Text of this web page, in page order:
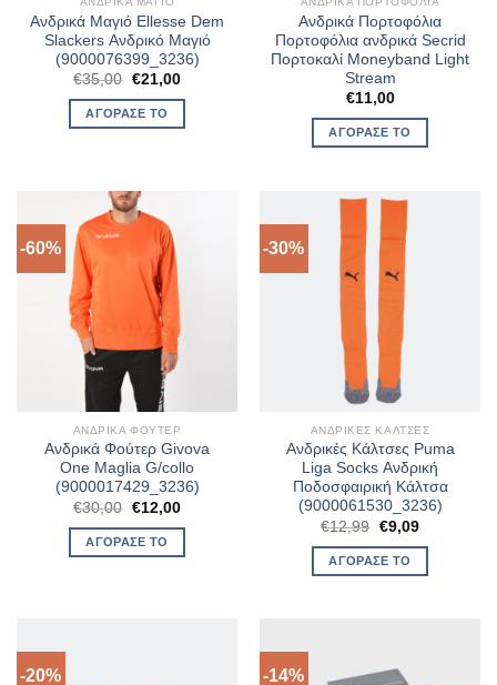
Ανδρικά Μαγιό Ellesse Dem
Slackers Ανδρικό Μαγιό
(9000076399_3236)
€35,00 Original
was:
€35,00.
€21,00Η
ΑΓΌΡΑΣΈ ΤΟ
Ανδρικά Πορτοφόλια
Πορτοφόλια ανδρικά Secrid
Πορτοκαλί Moneyband Light
Stream
€11,00
ΑΓΌΡΑΣΈ ΤΟ
-60%
ΑΝΔΡΙΚΆ ΦΟΎΤΕΡ
Ανδρικά Φούτερ Givova
One Maglia G/collo
(9000017429_3236)
€30,00 Original
price
was:
€30,00.
€12,00Η
τιμή
ΑΓΌΡΑΣΈ ΤΟ
-30%
ΑΝΔΡΙΚΈΣ ΚΆΛΤΣΕΣ
Ανδρικές Κάλτσες Puma
Liga Socks Ανδρική
Ποδοσφαιρική Κάλτσα
(9000061530_3236)
€12,99 Original
price
was:
€12,99.
€9,09Η
τιμή
ΑΓΌΡΑΣΈ ΤΟ
-20% -14%